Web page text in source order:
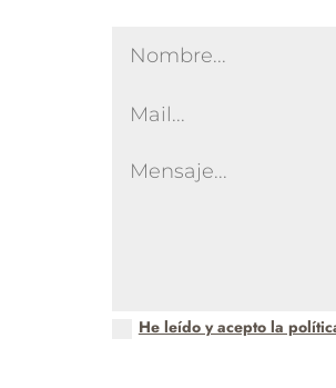
He leído y acepto la